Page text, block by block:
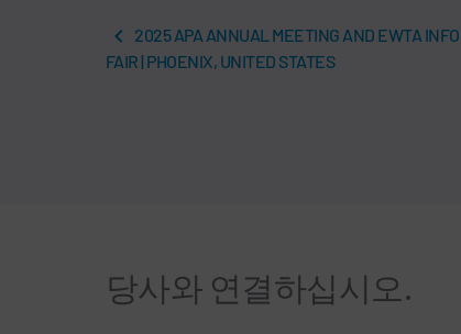
2025 APA ANNUAL MEETING AND EWTA INFO
FAIR | PHOENIX, UNITED STATES
당사와 연결하십시오.